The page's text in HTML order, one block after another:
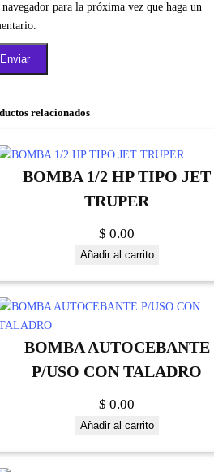
navegador para la próxima vez que haga un
relacionados
BOMBA 1/2 HP TIPO JET
TRUPER
$ 0.00
Añadir al carrito
BOMBA AUTOCEBANTE
P/USO CON TALADRO
$ 0.00
Añadir al carrito